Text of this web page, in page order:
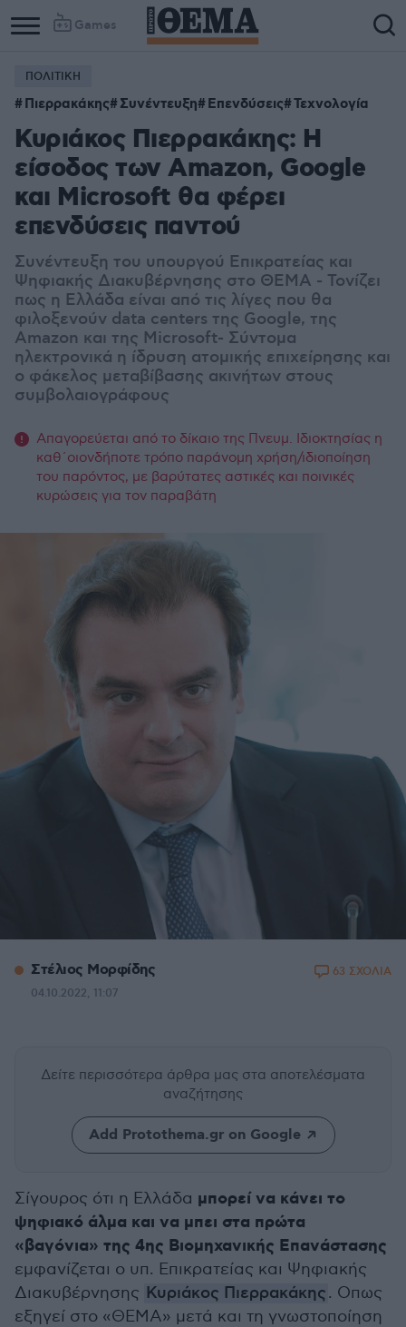
Games
ΠΟΛΙΤΙΚΗ
Πιερρακάκης Συνέντευξη Επενδύσεις Τεχνολογία
Κυριάκος Πιερρακάκης: Η
είσοδος των Αmazon, Google
και Μicrosoft θα φέρει
επενδύσεις παντού
Συνέντευξη του υπουργού Επικρατείας και
Ψηφιακής Διακυβέρνησης στο ΘΕΜΑ - Τονίζει
πως η Ελλάδα είναι από τις λίγες που θα
φιλοξενούν data centers της Google, της
Αmazon και της Microsoft- Σύντομα
ηλεκτρονικά η ίδρυση ατομικής επιχείρησης και
ο φάκελος μεταβίβασης ακινήτων στους
συμβολαιογράφους
Απαγορεύεται από το δίκαιο της Πνευμ. Ιδιοκτησίας η
καθ΄οιονδήποτε τρόπο παράνομη χρήση/ιδιοποίηση
του παρόντος, με βαρύτατες αστικές και ποινικές
κυρώσεις για τον παραβάτη
Στέλιος Μορφίδης
04.10.2022, 11:07
63 ΣΧΟΛΙΑ
Δείτε περισσότερα άρθρα μας στα αποτελέσματα
αναζήτησης
Add Protothema.gr on Google
Σίγουρος ότι η Ελλάδα μπορεί να κάνει το
ψηφιακό άλμα και να μπει στα πρώτα
«βαγόνια» της 4ης Βιομηχανικής Επανάστασης
εμφανίζεται ο υπ. Επικρατείας και Ψηφιακής
Διακυβέρνησης Κυριάκος Πιερρακάκης. Οπως
εξηγεί στο «ΘΕΜΑ» μετά και τη γνωστοποίηση